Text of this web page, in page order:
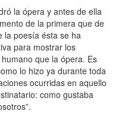
la ópera y antes de ella
de la primera que de
la poesía ésta se ha
para mostrar los
que la ópera. Es
lo hizo ya durante toda
ocurridas en aquello
como gustaba